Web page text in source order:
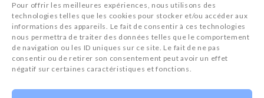
Pour offrir les meilleures expériences, nous utilisons des
technologies telles que les cookies pour stocker et/ou accéder aux
informations des appareils. Le fait de consentir à ces technologies
nous permettra de traiter des données telles que le comportement
de navigation ou les ID uniques sur ce site. Le fait de ne pas
consentir ou de retirer son consentement peut avoir un effet
négatif sur certaines caractéristiques et fonctions.
1081 KOEKELBERG
+32(02)4683741